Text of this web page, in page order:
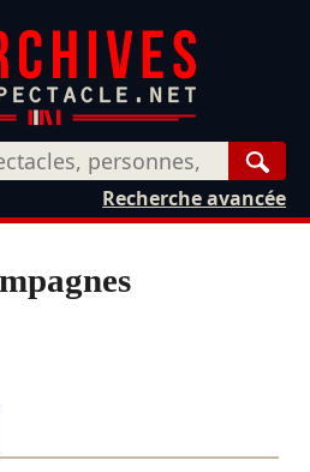
Recherche avancée